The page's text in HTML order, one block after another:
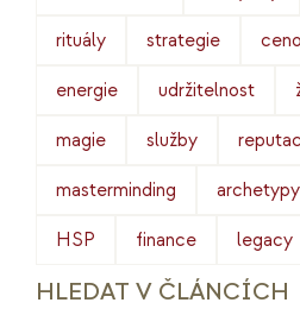
rituály strategie
energie udržitelnost
magie služby
masterminding
HSP finance legacy
HLEDAT V ČLÁNCÍCH